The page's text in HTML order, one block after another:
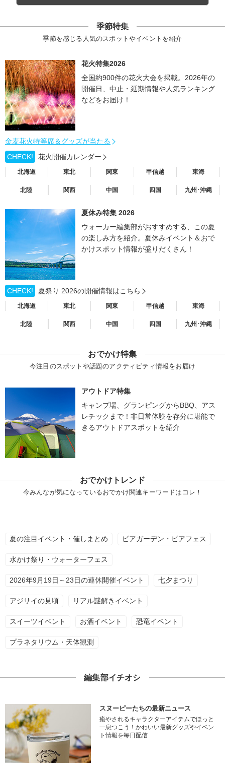
季節特集
季節を感じる人気のスポットやイベントを紹介
花火特集2026
全国約900件の花火大会を掲載。2026年の
開催日、中止・延期情報や人気ランキング
などをお届け！
金麦花火特等席＆グッズが当たる
CHECK!
花火開催カレンダー
北海道 東北 関東 甲信越 東海
北陸 関西 中国 四国 九州･沖縄
夏休み特集 2026
ウォーカー編集部がおすすめする、この夏
の楽しみ方を紹介。夏休みイベント＆おで
かけスポット情報が盛りだくさん！
CHECK! 夏祭り 2026の開催情報はこちら
北海道 東北 関東 甲信越 東海
北陸 関西 中国 四国 九州･沖縄
おでかけ特集
今注目のスポットや話題のアクティビティ情報をお届け
アウトドア特集
キャンプ場、グランピングからBBQ、アス
レチックまで！非日常体験を存分に堪能で
きるアウトドアスポットを紹介
おでかけトレンド
今みんなが気になっているおでかけ関連キーワードはコレ！
夏の注目イベント・催しまとめ ビアガーデン・ビアフェス
水かけ祭り・ウォーターフェス
2026年9月19日～23日の連休開催イベント 七夕まつり
アジサイの見頃 リアル謎解きイベント
スイーツイベント お酒イベント 恐竜イベント
プラネタリウム・天体観測
編集部イチオシ
スヌーピーたちの最新ニュース
癒やされるキャラクターアイテムでほっと
一息つこう！かわいい最新グッズやイベン
ト情報を毎日配信